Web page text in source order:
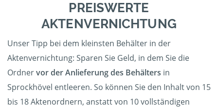
PREISWERTE
AKTENVERNICHTUNG
Unser Tipp bei dem kleinsten Behälter in der
Aktenvernichtung: Sparen Sie Geld, in dem Sie die
Ordnervor der Anlieferung des Behälters in
Sprockhövel entleeren. So können Sie den Inhalt von 15
bis 18 Aktenordnern, anstatt von 10 vollständigen